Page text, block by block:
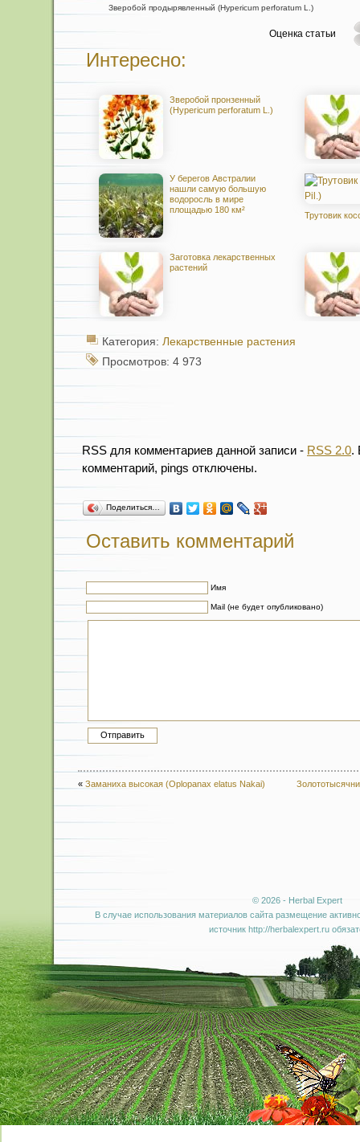
Зверобой продырявленный (Hypericum perforatum L.)
Оценка статьи
Интересно:
Зверобой пронзенный
(Hypericum perforatum L.)
У берегов Австралии
нашли самую большую
водоросль в мире
площадью 180 км²
Трутовик
Заготовка лекарственных
растений
Категория: Лекарственные растения
Просмотров: 4 973
RSS для комментариев данной записи - RSS 2.0.
комментарий, pings отключены.
Поделиться…
Оставить комментарий
Имя
Mail (не будет опубликовано)
« Заманиха высокая (Oplopanax elatus Nakai)
© 2026 - Herbal Expert
В случае использования материалов сайта размещение
источник http://herbalexpert.ru